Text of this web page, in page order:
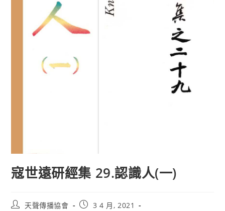
寇世遠研經集 29.認識人(一)
天聲傳播協會
3 4 月, 2021